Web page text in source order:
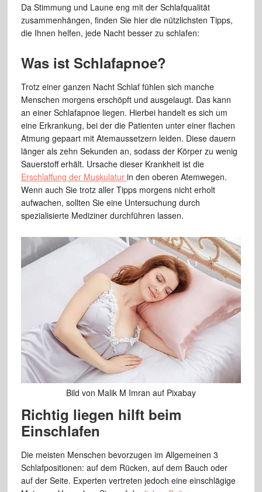
Da Stimmung und Laune eng mit der Schlafqualität
zusammenhängen, finden Sie hier die nützlichsten Tipps,
die Ihnen helfen, jede Nacht besser zu schlafen:
Was ist Schlafapnoe?
Trotz einer ganzen Nacht Schlaf fühlen sich manche
Menschen morgens erschöpft und ausgelaugt. Das kann
an einer Schlafapnoe liegen. Hierbei handelt es sich um
eine Erkrankung, bei der die Patienten unter einer flachen
Atmung gepaart mit Atemaussetzern leiden. Diese dauern
länger als zehn Sekunden an, sodass der Körper zu wenig
Sauerstoff erhält. Ursache dieser Krankheit ist die
Erschlaffung der Muskulatur in den oberen Atemwegen.
Wenn auch Sie trotz aller Tipps morgens nicht erholt
aufwachen, sollten Sie eine Untersuchung durch
spezialisierte Mediziner durchführen lassen.
Bild von Malik M Imran auf Pixabay
Richtig liegen hilft beim
Einschlafen
Die meisten Menschen bevorzugen im Allgemeinen 3
Schlafpositionen: auf dem Rücken, auf dem Bauch oder
auf der Seite. Experten vertreten jedoch eine einschlägige